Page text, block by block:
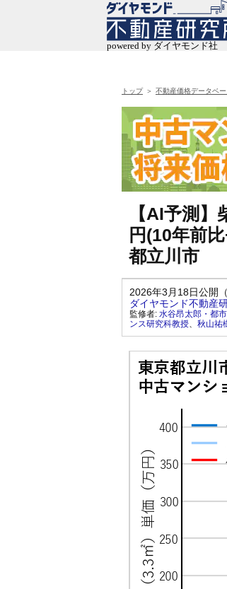
トップ 不動産価格データベー
【AI予測
円(10年前
都立川市
2026年3月18日公開
ダイヤモンド不動産
監修者: 水谷昂太郎・都
ンス研究科教授、 秋山祐